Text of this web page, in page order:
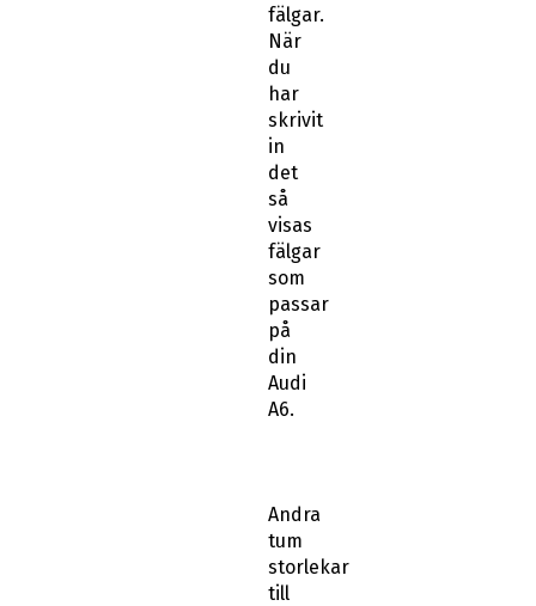
fälgar.
När
du
har
skrivit
in
det
så
visas
fälgar
som
passar
på
din
Audi
A6.
Andra
tum
storlekar
till